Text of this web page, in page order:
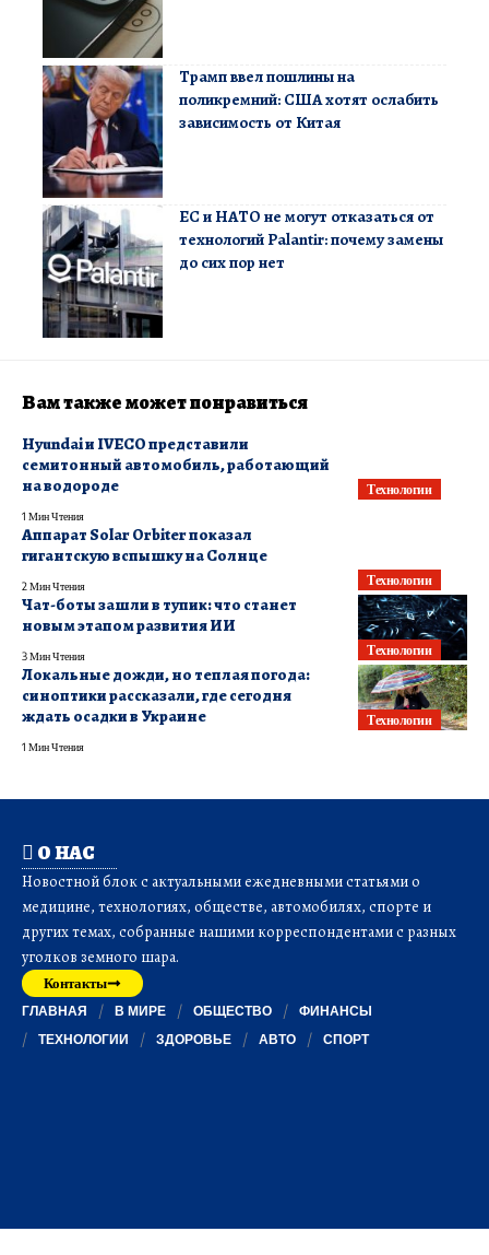
Трамп ввел пошлины на
поликремний: США хотят ослабить
зависимость от Китая
ЕС и НАТО не могут отказаться от
технологий Palantir: почему замены
до сих пор нет
Вам также может понравиться
Технологии
Hyundai и IVECO представили
семитонный автомобиль, работающий
на водороде
1 Мин Чтения
Технологии
Аппарат Solar Orbiter показал
гигантскую вспышку на Солнце
2 Мин Чтения
Технологии
Чат-боты зашли в тупик: что станет
новым этапом развития ИИ
3 Мин Чтения
Технологии
Локальные дожди, но теплая погода:
синоптики рассказали, где сегодня
ждать осадки в Украине
1 Мин Чтения
О НАС
Новостной блок с актуальными ежедневными статьями о
медицине, технологиях, обществе, автомобилях, спорте и
других темах, собранные нашими корреспондентами с разных
уголков земного шара.
Контакты
ГЛАВНАЯ В МИРЕ ОБЩЕСТВО
ФИНАНСЫ
ТЕХНОЛОГИИ
ЗДОРОВЬЕ АВТО СПОРТ